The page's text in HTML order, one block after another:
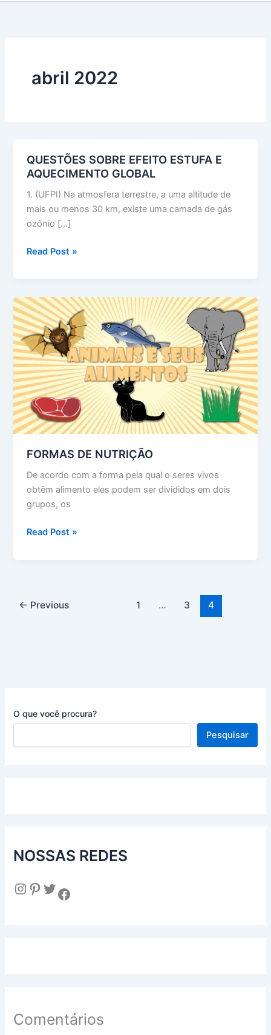
abril 2022
QUESTÕES SOBRE EFEITO ESTUFA E
AQUECIMENTO GLOBAL
1. (UFPI) Na atmosfera terrestre, a uma altitude de
mais ou menos 30 km, existe uma camada de gás
ozônio […]
QUESTÕES
ESTUFA
E
AQUECIMENTO
GLOBAL
Read Post »
FORMAS DE NUTRIÇÃO
De acordo com a forma pela qual o seres vivos
obtêm alimento eles podem ser divididos em dois
grupos, os
FORMAS
Read Post »
← Previous 1 … 3 4
O que você procura?
Pesquisar
NOSSAS REDES
Instagram Pinterest Twitter Facebook
Comentários